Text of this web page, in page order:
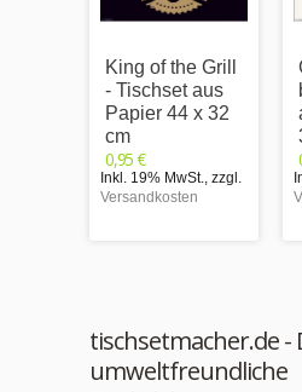
King of the Grill
- Tischset aus
Papier 44 x 32
cm
0,95 €
Inkl. 19% MwSt., zzgl.
Versandkosten
tischsetmacher.de -
umweltfreundliche